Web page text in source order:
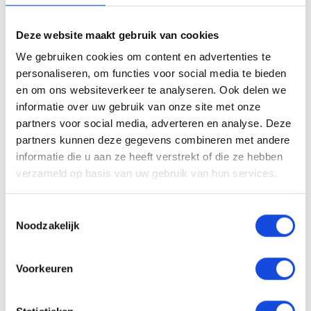
Deze website maakt gebruik van cookies
We gebruiken cookies om content en advertenties te
personaliseren, om functies voor social media te bieden
en om ons websiteverkeer te analyseren. Ook delen we
informatie over uw gebruik van onze site met onze
partners voor social media, adverteren en analyse. Deze
partners kunnen deze gegevens combineren met andere
informatie die u aan ze heeft verstrekt of die ze hebben
verzameld op basis van uw gebruik van hun services.
Noodzakelijk
Voorkeuren
NATIONALE AUTOPAS EN ONDERHOUDSHISTORIE
AANWEZIG. Ook kunt u bij ons uw auto, caravan,
openingstijden zijn van maandag tot en met vrijdag
van 8.00 uur tot 18.00 uur en zaterdag van 9.00 uur
tot 17.00 uur. 2 koopzondagen per maand. Kom
naar onze showroom. Altijd 500 hoogwaardige
occasions op voorraad. Wilt u informatie en inruilen
bel dan onze verkoopadviseurs. GELD VRIJMAKEN?
WIJ BETALEN OOK TOE OP EEN GOEDKOPE AUTO!
internetsite zo accuraat en actueel mogelijk weer
te geven. Fouten zijn echter nooit uit te sluiten.
Vertrouw daarom nooit alleen op deze informatie,
maar controleer bij aankoop de zaken die uw